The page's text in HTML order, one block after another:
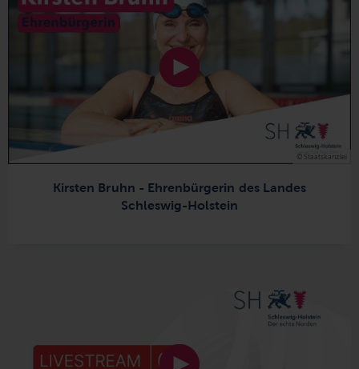
Kirsten Bruhn - Ehrenbürgerin des Landes
Schleswig-Holstein
© Staatskanzlei